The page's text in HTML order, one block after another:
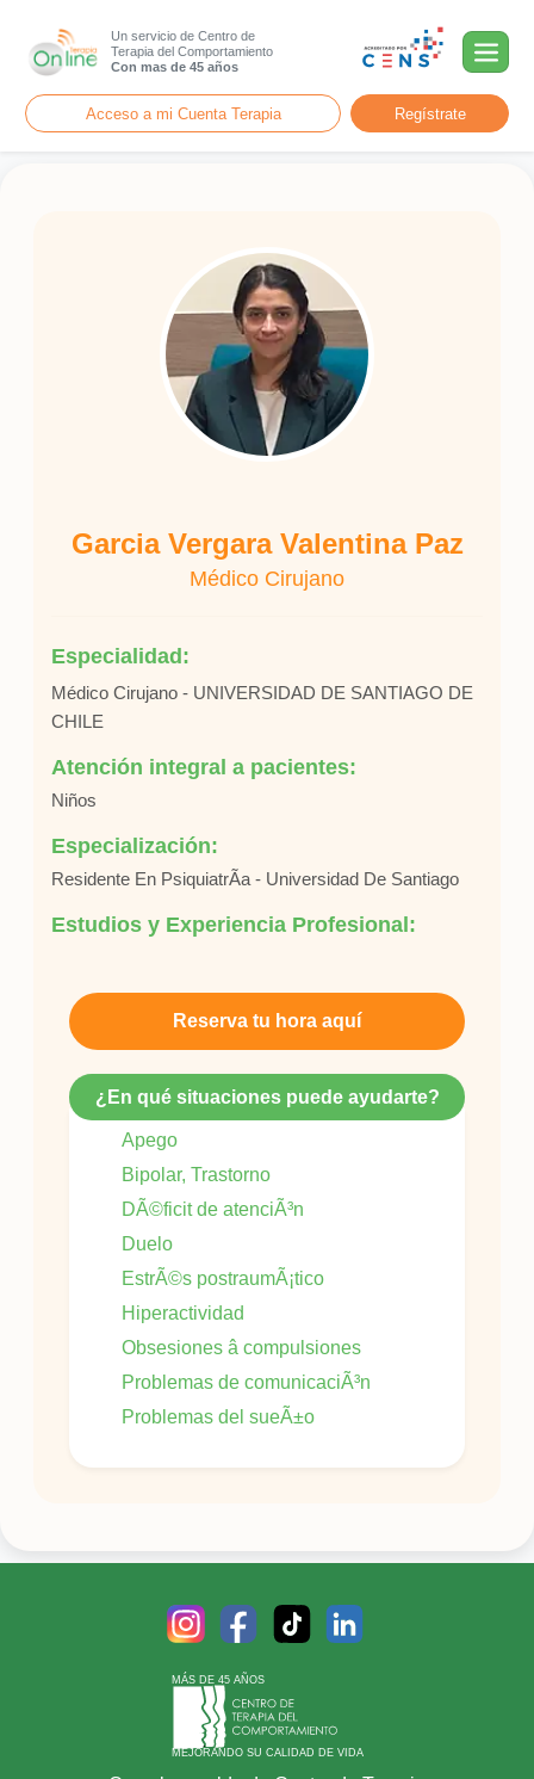
Un servicio de Centro de
Terapia del Comportamiento
Con mas de 45 años
Acceso a mi Cuenta Terapia Regístrate
Garcia Vergara Valentina Paz
Médico Cirujano
Especialidad:
Médico Cirujano - UNIVERSIDAD DE SANTIAGO DE
CHILE
Atención integral a pacientes:
Niños
Especialización:
Residente En PsiquiatrÃ­a - Universidad De Santiago
Estudios y Experiencia Profesional:
Reserva tu hora aquí
¿En qué situaciones puede ayudarte?
Apego
Bipolar, Trastorno
DÃ©ficit de atenciÃ³n
Duelo
EstrÃ©s postraumÃ¡tico
Hiperactividad
Obsesiones â compulsiones
Problemas de comunicaciÃ³n
Problemas del sueÃ±o
MÁS DE 45 AÑOS
MEJORANDO SU CALIDAD DE VIDA